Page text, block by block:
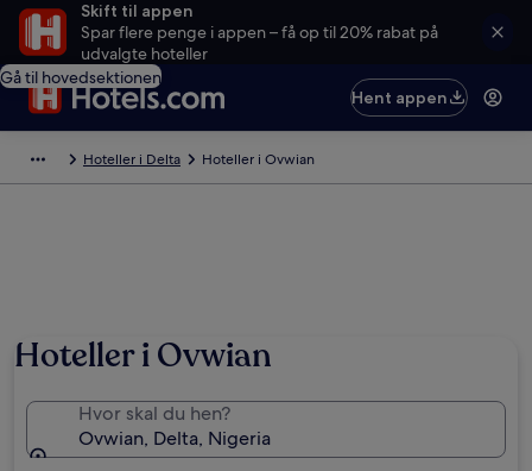
Skift til appen
Spar flere penge i appen – få op til 20% rabat på
udvalgte hoteller
Gå til hovedsektionen
Hent appen
Hoteller i Delta Hoteller i Ovwian
Hoteller i Ovwian
Hvor skal du hen?
Ovwian, Delta, Nigeria